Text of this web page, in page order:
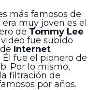
más famosos de
muy joven es el
de Tommy Lee
video fue subido
de Internet
Él fue el pionero de
Por lo mismo,
filtración de
por años.